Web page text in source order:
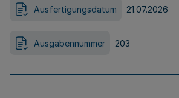
Ausfertigungsdatum 21.07.2026
Ausgabennummer 203